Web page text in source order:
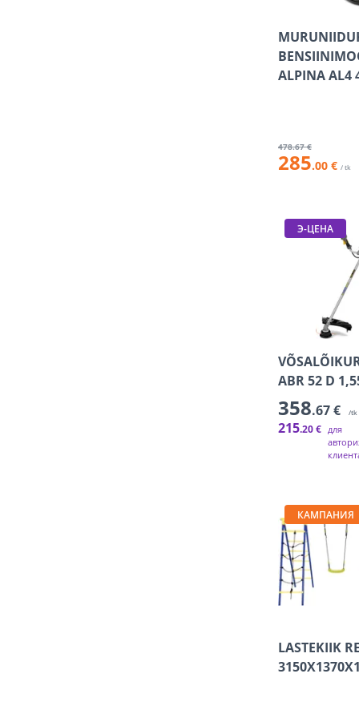
ALPINA AL4
478.67 €
285.00 € / tk
Э-ЦЕНА
ABR 52 D
358.67 € /tk
215.20 € для
КАМПАНИЯ
LASTEKIIK